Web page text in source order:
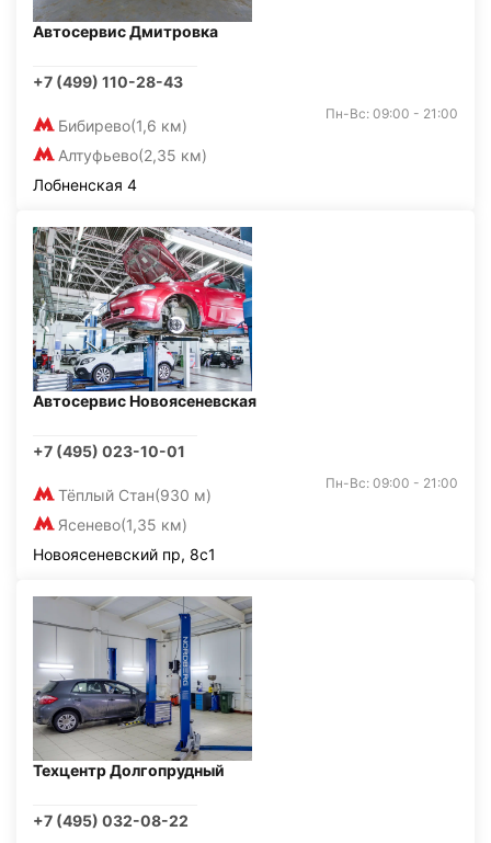
Автосервис Дмитровка
+7 (499) 110-28-43
Бибирево(1,6 км)
Алтуфьево(2,35 км)
Пн-Вс: 09:00 - 21:00
Лобненская 4
Автосервис Новоясеневская
+7 (495) 023-10-01
Тёплый Стан(930 м)
Ясенево(1,35 км)
Пн-Вс: 09:00 - 21:00
Новоясеневский пр, 8с1
Техцентр Долгопрудный
+7 (495) 032-08-22